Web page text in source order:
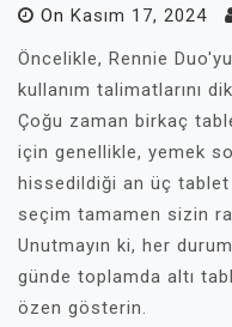
On Kasım 17, 2024
Öncelikle, Rennie
kullanım talimatlarını
Çoğu zaman birkaç
için genellikle, yemek
hissedildiği an üç tablet
seçim tamamen sizin
Unutmayın ki, her
günde toplamda altı
özen gösterin.